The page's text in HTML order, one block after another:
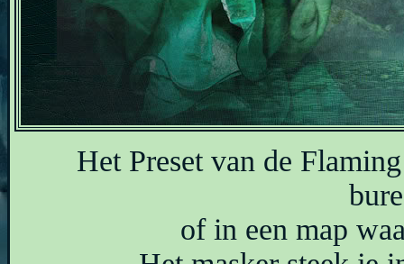
Het Preset van de
of in een map